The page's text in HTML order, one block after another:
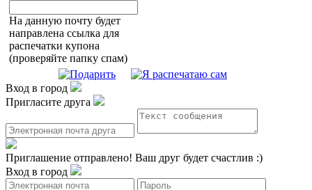
На данную почту будет
направлена ссылка для
распечатки купона
(проверяйте папку спам)
Вход в город
Пригласите друга
Приглашение отправлено! Ваш друг будет счастлив :)
Вход в город